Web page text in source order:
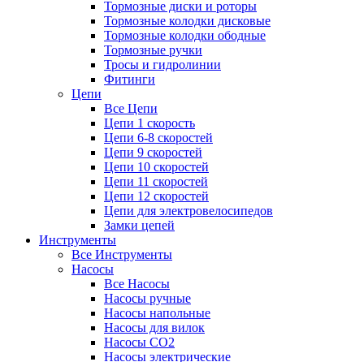
Тормозные диски и роторы
Тормозные колодки дисковые
Тормозные колодки ободные
Тормозные ручки
Тросы и гидролинии
Фитинги
Цепи
Все Цепи
Цепи 1 скорость
Цепи 6-8 скоростей
Цепи 9 скоростей
Цепи 10 скоростей
Цепи 11 скоростей
Цепи 12 скоростей
Цепи для электровелосипедов
Замки цепей
Инструменты
Все Инструменты
Насосы
Все Насосы
Насосы ручные
Насосы напольные
Насосы для вилок
Насосы CO2
Насосы электрические